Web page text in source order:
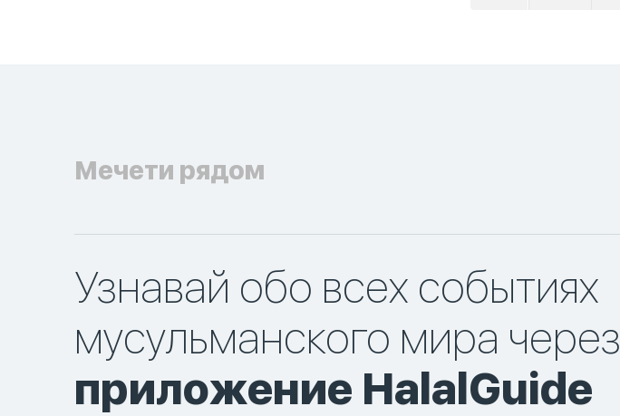
Мечети рядом
Узнавай обо всех событиях
мусульманского мира через
приложение HalalGuide